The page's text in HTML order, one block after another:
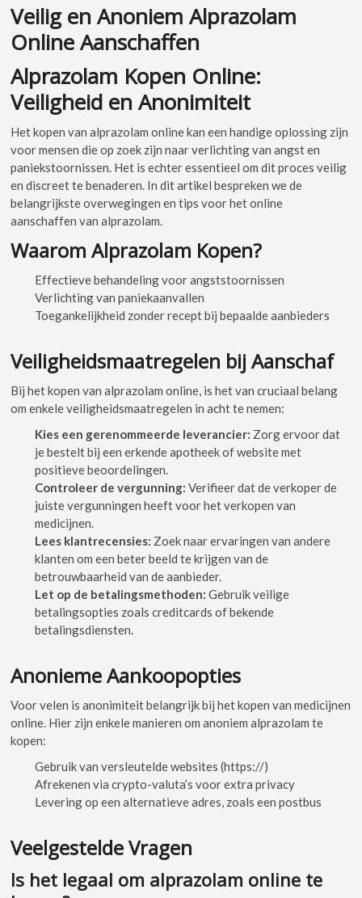
Veilig en Anoniem Alprazolam
Online Aanschaffen
Alprazolam Kopen Online:
Veiligheid en Anonimiteit
Het kopen van alprazolam online kan een handige oplossing zijn
voor mensen die op zoek zijn naar verlichting van angst en
paniekstoornissen. Het is echter essentieel om dit proces veilig
en discreet te benaderen. In dit artikel bespreken we de
belangrijkste overwegingen en tips voor het online
aanschaffen van alprazolam.
Waarom Alprazolam Kopen?
Effectieve behandeling voor angststoornissen
Verlichting van paniekaanvallen
Toegankelijkheid zonder recept bij bepaalde aanbieders
Veiligheidsmaatregelen bij Aanschaf
Bij het kopen van alprazolam online, is het van cruciaal belang
om enkele veiligheidsmaatregelen in acht te nemen:
Kies een gerenommeerde leverancier: Zorg ervoor dat
je bestelt bij een erkende apotheek of website met
positieve beoordelingen.
Controleer de vergunning: Verifieer dat de verkoper de
juiste vergunningen heeft voor het verkopen van
medicijnen.
Lees klantrecensies: Zoek naar ervaringen van andere
klanten om een beter beeld te krijgen van de
betrouwbaarheid van de aanbieder.
Let op de betalingsmethoden: Gebruik veilige
betalingsopties zoals creditcards of bekende
betalingsdiensten.
Anonieme Aankoopopties
Voor velen is anonimiteit belangrijk bij het kopen van medicijnen
online. Hier zijn enkele manieren om anoniem alprazolam te
kopen:
Gebruik van versleutelde websites (https://)
Afrekenen via crypto-valuta’s voor extra privacy
Levering op een alternatieve adres, zoals een postbus
Veelgestelde Vragen
Is het legaal om alprazolam online te